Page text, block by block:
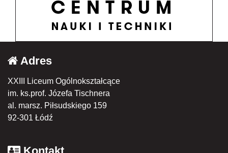
Adres
XXIII Liceum Ogólnokształcące
im. ks.prof. Józefa Tischnera
al. marsz. Piłsudskiego 159
92-301 Łódź